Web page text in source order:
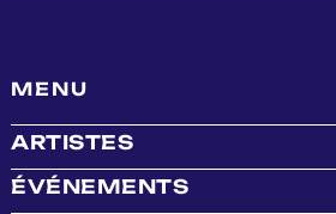
MENU
ARTISTES
ÉVÉNEMENTS